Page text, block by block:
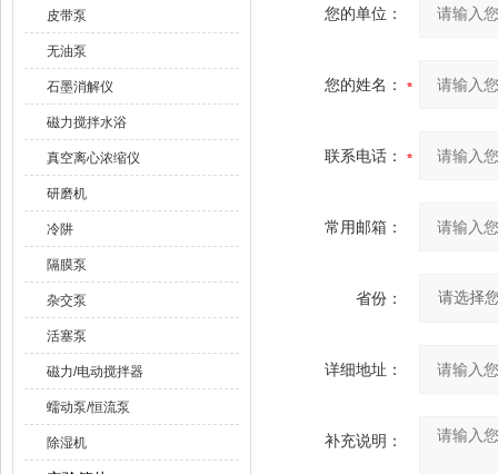
皮带泵
无油泵
石墨消解仪
磁力搅拌水浴
真空离心浓缩仪
研磨机
冷阱
隔膜泵
杂交泵
活塞泵
磁力/电动搅拌器
蠕动泵/恒流泵
除湿机
您的单位：
您的姓名：
联系电话：
常用邮箱：
省份：
详细地址：
补充说明：